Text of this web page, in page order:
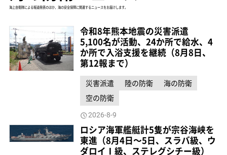
海上自衛隊による報道発表のほか、海の安全保障に関連するニュースをお届けします。
令和8年熊本地震の災害派遣
5,100名が活動、24か所で給水、4
か所で入浴支援を継続（8月8日、
第12報まで）
災害派遣 陸の防衛
海の防衛
空の防衛
2026-8-9
ロシア海軍艦艇計5隻が宗谷海峡を
東進（8月4日～5日、スラバ級、ウ
ダロイⅠ級、ステレグシチー級）